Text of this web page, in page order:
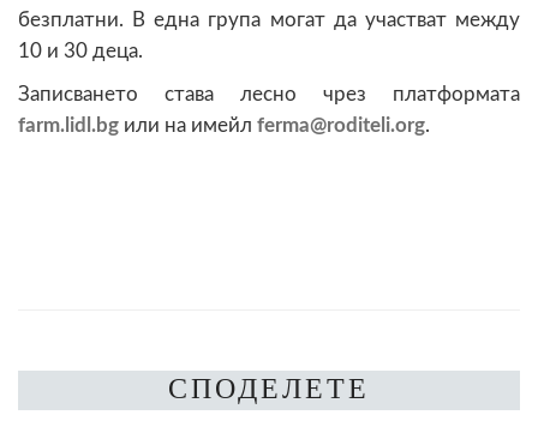
безплатни. В една група могат да участват между
10 и 30 деца.
Записването става лесно чрез платформата
farm.lidl.bg или на имейл @ .
СПОДЕЛЕТЕ